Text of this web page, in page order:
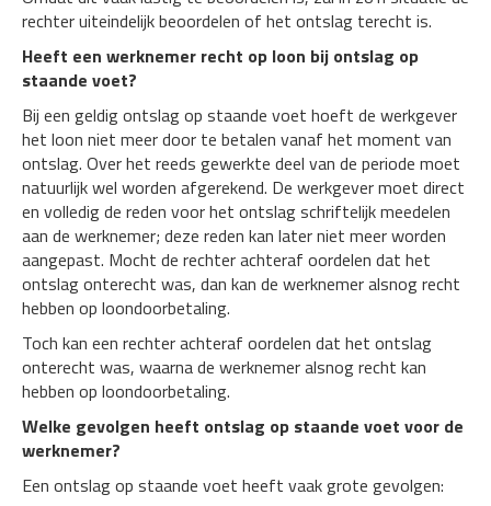
rechter uiteindelijk beoordelen of het ontslag terecht is.
Heeft een werknemer recht op loon bij ontslag op
staande voet?
Bij een geldig ontslag op staande voet hoeft de werkgever
het loon niet meer door te betalen vanaf het moment van
ontslag. Over het reeds gewerkte deel van de periode moet
natuurlijk wel worden afgerekend. De werkgever moet direct
en volledig de reden voor het ontslag schriftelijk meedelen
aan de werknemer; deze reden kan later niet meer worden
aangepast. Mocht de rechter achteraf oordelen dat het
ontslag onterecht was, dan kan de werknemer alsnog recht
hebben op loondoorbetaling.
Toch kan een rechter achteraf oordelen dat het ontslag
onterecht was, waarna de werknemer alsnog recht kan
hebben op loondoorbetaling.
Welke gevolgen heeft ontslag op staande voet voor de
werknemer?
Een ontslag op staande voet heeft vaak grote gevolgen: